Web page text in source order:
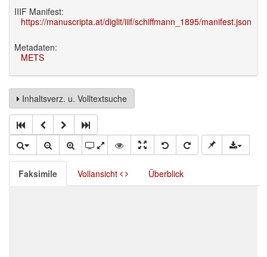
IIIF Manifest:
https://manuscripta.at/diglit/iiif/schiffmann_1895/manifest.json
Metadaten:
METS
Inhaltsverz. u. Volltextsuche
Faksimile Vollansicht Überblick